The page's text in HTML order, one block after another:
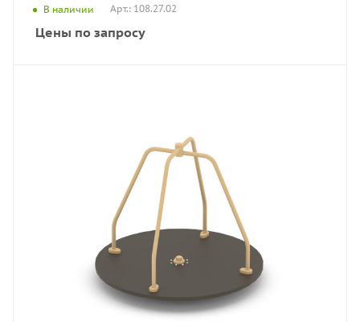
В наличии Арт.: 108.27.02
Цены по запросу